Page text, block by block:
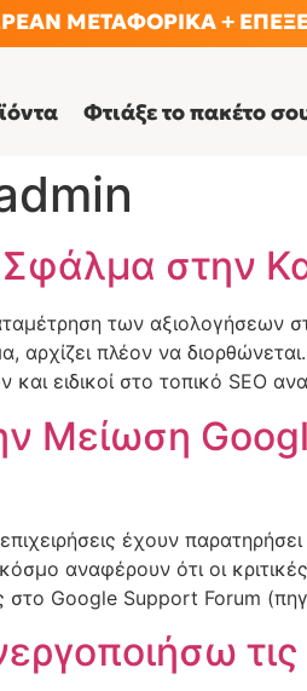
ΜΕΤΑΦΟΡΙΚΑ +
Φτιάξε το πακέτο
στην
των αξιολογήσεων
αρχίζει πλέον να
και ειδικοί στο τοπικό SEO
Μείωση
έχουν
αναφέρουν ότι οι
Google Support Forum
τις